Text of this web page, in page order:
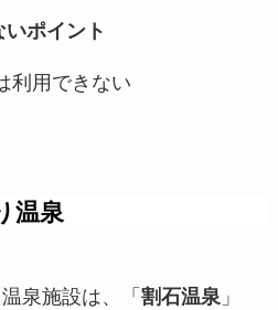
ポイント
利用できない
温泉
泉施設は、「 割石温泉」